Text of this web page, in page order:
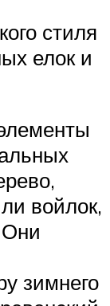
стиля
елок и
войлок,
зимнего